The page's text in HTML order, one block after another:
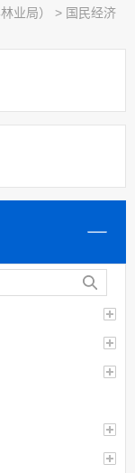
业局） > 国民经济